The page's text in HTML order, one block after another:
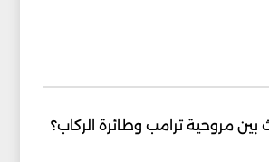
بين مروحية ترامب وطائرة الركاب؟